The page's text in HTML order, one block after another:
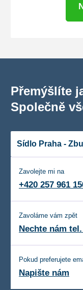
Přemýšlíte
Společně
Zavolejte mi na
+420 257 961
Zavoláme vám zpět
Nechte nám
Pokud preferujete
Napište nám